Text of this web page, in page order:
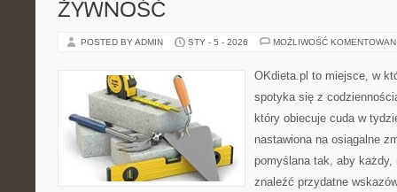
ŻYWNOŚĆ
POSTED BY ADMIN STY - 5 - 2026 MOŻLIWOŚĆ
OKdieta.pl to miejsce, w
spotyka się z
który obiecuje cuda w
nastawiona na osiągalne
pomyślana tak, aby każdy,
znaleźć przydatne